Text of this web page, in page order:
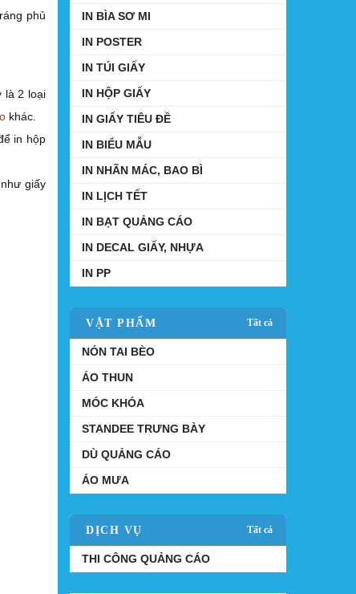
phủ
là 2 loại
khác.
in hộp
giấy
IN BÌA SƠ MI
IN POSTER
IN TÚI GIẤY
IN HỘP GIẤY
IN GIẤY TIÊU ĐỀ
IN BIỂU MẪU
IN NHÃN MÁC, BAO BÌ
IN LỊCH TẾT
IN BẠT QUẢNG CÁO
IN DECAL GIẤY, NHỰA
IN PP
VẬT PHẨM Tất cả
NÓN TAI BÈO
ÁO THUN
MÓC KHÓA
STANDEE TRƯNG BÀY
DÙ QUẢNG CÁO
ÁO MƯA
DỊCH VỤ Tất cả
THI CÔNG QUẢNG CÁO